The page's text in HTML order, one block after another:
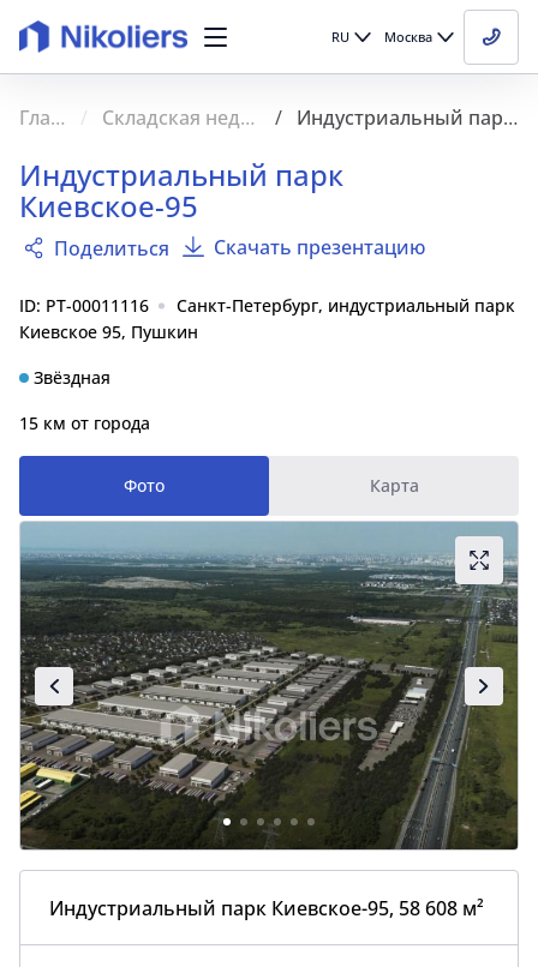
RU Москва
Главная Складская недвижимость Индустриальный парк Киевское-95
Индустриальный парк
Киевское-95
Поделиться Скачать презентацию
ID: PT-00011116
Санкт-Петербург, индустриальный парк
Киевское 95, Пушкин
Звёздная
15 км от города
Фото Карта
Индустриальный парк Киевское-95, 58 608 м²